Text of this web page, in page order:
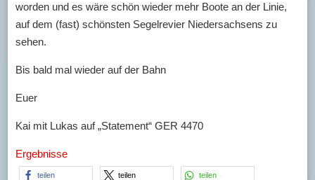
worden und es wäre schön wieder mehr Boote an der Linie,
auf dem (fast) schönsten Segelrevier Niedersachsens zu
sehen.
Bis bald mal wieder auf der Bahn
Euer
Kai mit Lukas auf „Statement“ GER 4470
Ergebnisse
teilen teilen teilen